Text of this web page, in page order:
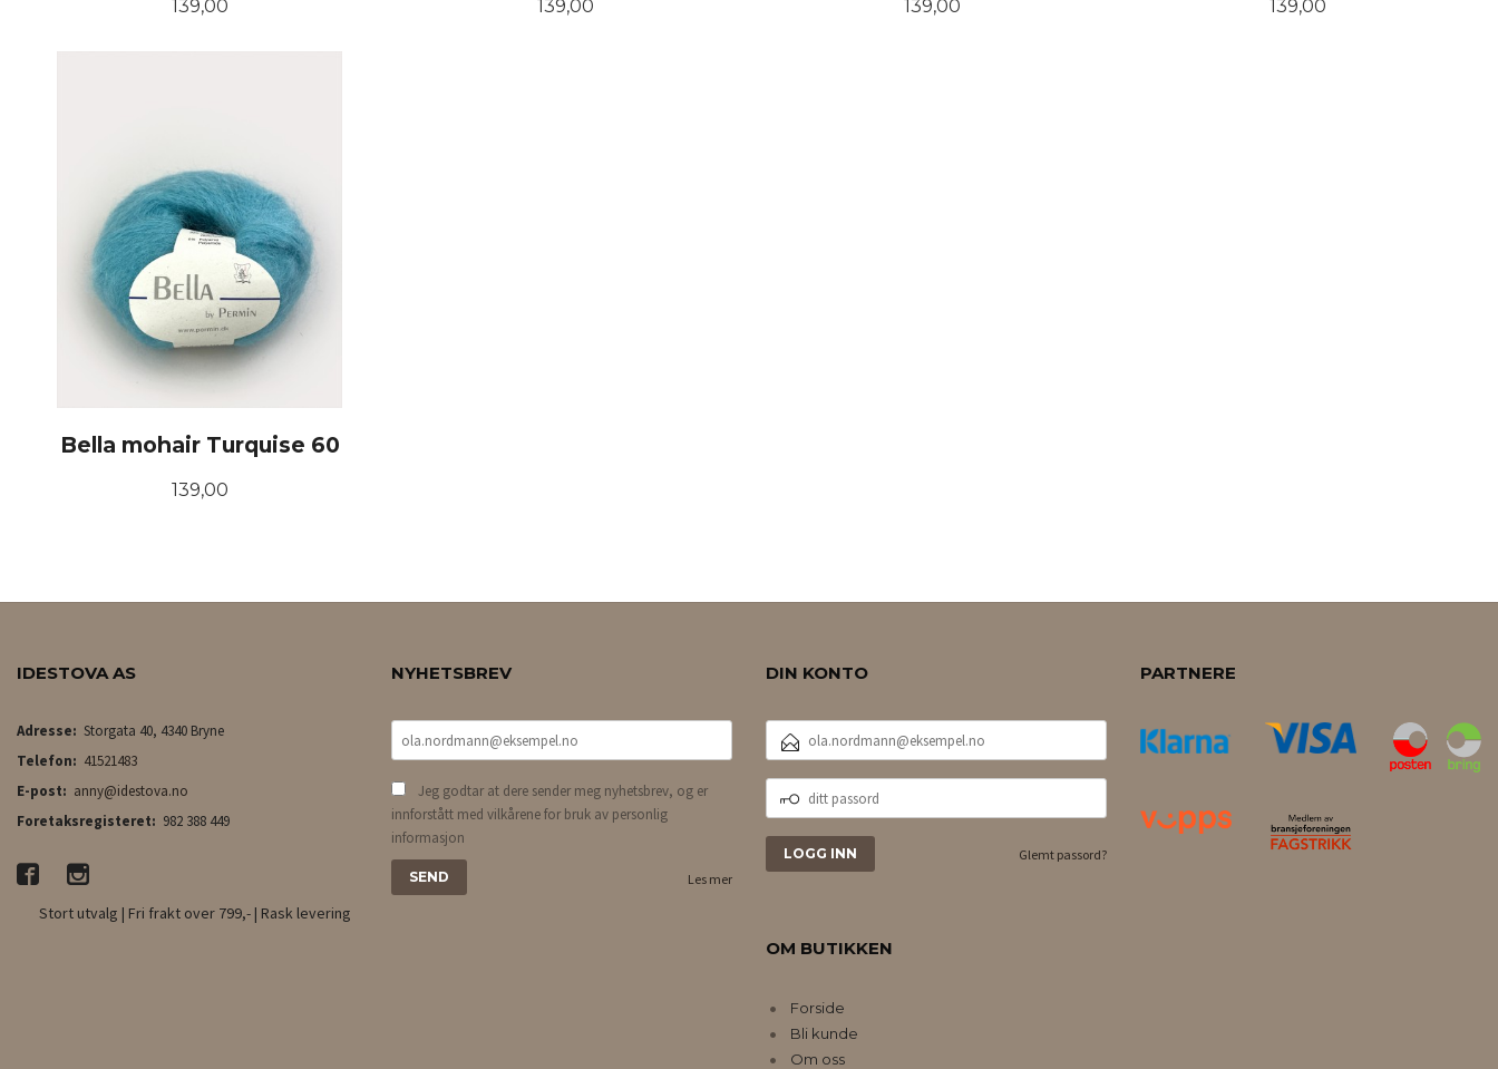
Pris
139,00 Pris
139,00 Pris
139,00 Pris
139,00
Bella mohair Turquise 60
Pris
139,00
IDESTOVA AS
Adresse: Storgata 40, 4340 Bryne
Telefon: 41521483
E-post: anny@idestova.no
Foretaksregisteret: 982 388 449
Stort utvalg | Fri frakt over 799,- | Rask levering
NYHETSBREV
Jeg godtar at dere sender meg nyhetsbrev, og er
innforstått med vilkårene for bruk av personlig
informasjon
Les mer
DIN KONTO
POSTADRESSE
PASSORD
Glemt passord?
OM BUTIKKEN
Forside
Bli kunde
Om oss
PARTNERE